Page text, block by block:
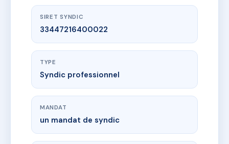
SIRET SYNDIC
33447216400022
TYPE
Syndic professionnel
MANDAT
un mandat de syndic